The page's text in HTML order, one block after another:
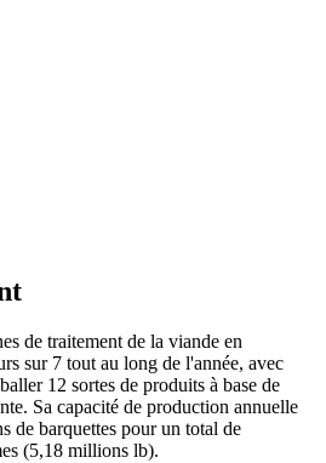
de traitement de la viande en
sur 7 tout au long de l'année, avec
12 sortes de produits à base de
Sa capacité de production annuelle
de barquettes pour un total de
(5,18 millions lb).